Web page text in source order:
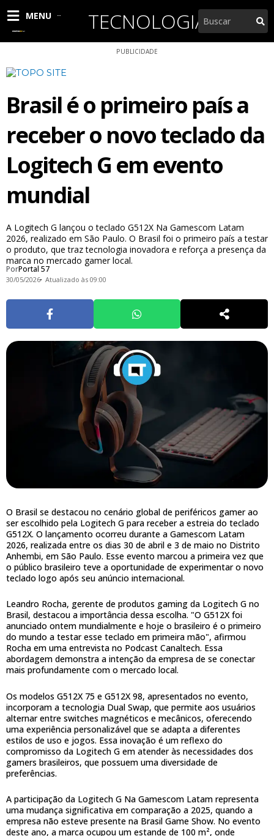
para
MENU TECNOLOGIAPesquisar
PUBLICIDADE
Brasil é o primeiro país a
receber o novo teclado da
Logitech G em evento
mundial
A Logitech G lançou o teclado G512X Na Gamescom Latam
2026, realizado em São Paulo. O Brasil foi o primeiro país a testar
o produto, que traz tecnologia inovadora e reforça a presença da
marca no mercado gamer local.
PorPortal 57
30/05/2026 Atualizado às 09:00
O Brasil se destacou no cenário global de periféricos gamer ao
ser escolhido pela Logitech G para receber a estreia do teclado
G512X. O lançamento ocorreu durante a Gamescom Latam
2026, realizada entre os dias 30 de abril e 3 de maio no Distrito
Anhembi, em São Paulo. Esse evento marcou a primeira vez que
o público brasileiro teve a oportunidade de experimentar o novo
teclado logo após seu anúncio internacional.
Leandro Rocha, gerente de produtos gaming da Logitech G no
Brasil, destacou a importância dessa escolha. "O G512X foi
anunciado ontem mundialmente e hoje o brasileiro é o primeiro
do mundo a testar esse teclado em primeira mão", afirmou
Rocha em uma entrevista no Podcast Canaltech. Essa
abordagem demonstra a intenção da empresa de se conectar
mais profundamente com o mercado local.
Os modelos G512X 75 e G512X 98, apresentados no evento,
incorporam a tecnologia Dual Swap, que permite aos usuários
alternar entre switches magnéticos e mecânicos, oferecendo
uma experiência personalizável que se adapta a diferentes
estilos de uso e jogos. Essa inovação é um reflexo do
compromisso da Logitech G em atender às necessidades dos
gamers brasileiros, que possuem uma diversidade de
preferências.
A participação da Logitech G Na Gamescom Latam representa
uma mudança significativa em comparação a 2025, quando a
empresa não esteve presente na Brasil Game Show. No evento
deste ano, a marca ocupou um estande de 100 m², onde